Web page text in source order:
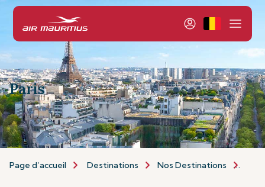
Paris
Page d’accueil Destinations Nos Destinations